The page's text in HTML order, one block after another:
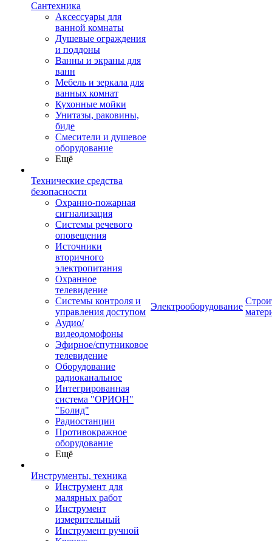
Сантехника
Аксессуары для
ванной комнаты
Душевые ограждения
и поддоны
Ванны и экраны для
ванн
Мебель и зеркала для
ванных комнат
Кухонные мойки
Унитазы, раковины,
биде
Смесители и душевое
оборудование
Ещё
Технические средства
безопасности
Охранно-пожарная
сигнализация
Системы речевого
оповещения
Источники
вторичного
электропитания
Охранное
телевидение
Системы контроля и
управления доступом
Аудио/
видеодомофоны
Эфирное/спутниковое
телевидение
Оборудование
радиоканальное
Интегрированная
система "ОРИОН"
"Болид"
Радиостанции
Противокражное
оборудование
Ещё
Инструменты, техника
Инструмент для
малярных работ
Инструмент
измерительный
Инструмент ручной
Электрооборудование